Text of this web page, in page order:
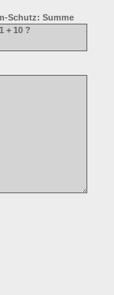
Schutz: Summe
+ 10 ?